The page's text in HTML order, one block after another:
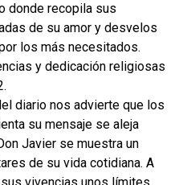
donde recopila sus
de su amor y desvelos
los más necesitados.
y dedicación religiosas
diario nos advierte que los
su mensaje se aleja
Javier se muestra un
de su vida cotidiana. A